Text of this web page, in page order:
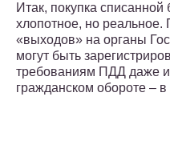
Итак, покупка
хлопотное, но
«выходов» на органы
могут быть
требованиям ПДД даже
гражданском обороте –